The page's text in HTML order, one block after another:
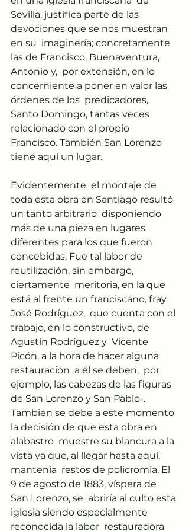
Sevilla, justifica parte de las
devociones que se nos muestran
en su  imaginería; concretamente
las de Francisco, Buenaventura,
Antonio y,  por extensión, en lo
concerniente a poner en valor las
órdenes de los  predicadores,
Santo Domingo, tantas veces
relacionado con el propio
Francisco. También San Lorenzo
tiene aquí un lugar.
Evidentemente  el montaje de
toda esta obra en Santiago resultó
un tanto arbitrario  disponiendo
más de una pieza en lugares
diferentes para los que fueron
concebidas. Fue tal labor de
reutilización, sin embargo,
ciertamente  meritoria, en la que
está al frente un franciscano, fray
José Rodríguez,  que cuenta con el
trabajo, en lo constructivo, de
Agustín Rodríguez y  Vicente
Picón, a la hora de hacer alguna
restauración  a él se deben,  por
ejemplo, las cabezas de las figuras
de San Lorenzo y San Pablo-.
También se debe a este momento
la decisión de que esta obra en
alabastro  muestre su blancura a la
vista ya que, al llegar hasta aquí,
mantenía  restos de policromía. El
9 de agosto de 1883, víspera de
San Lorenzo, se  abriría al culto esta
iglesia siendo especialmente
reconocida la labor  restauradora